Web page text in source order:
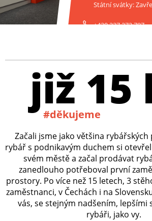
Státní svátky:
+420 227 272 797
již 15
#děkujeme
Začali jsme jako většina
rybář s podnikavým duchem si
svém městě a začal prodávat
zanedlouho potřeboval první
prostory. Po více než 15 letech, 3
zaměstnanci, v Čechách i na
vás, se stejným nadšením, lepšími
rybáři, jako vy.